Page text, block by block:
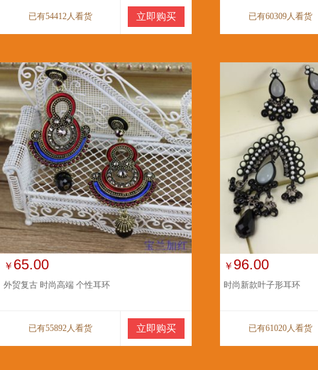
已有54412人看货 立即购买 已有60309人看货
￥ 65.00
外贸复古 时尚高端 个性耳环
已有55892人看货 立即购买
￥ 96.00
时尚新款叶子形耳环
已有61020人看货